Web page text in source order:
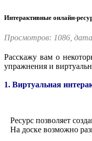
Интерактивные онлайн-
Просмотров: 1086,
Расскажу вам о
упражнения и
1. Виртуальная
Ресурс позволяет
На доске возможно